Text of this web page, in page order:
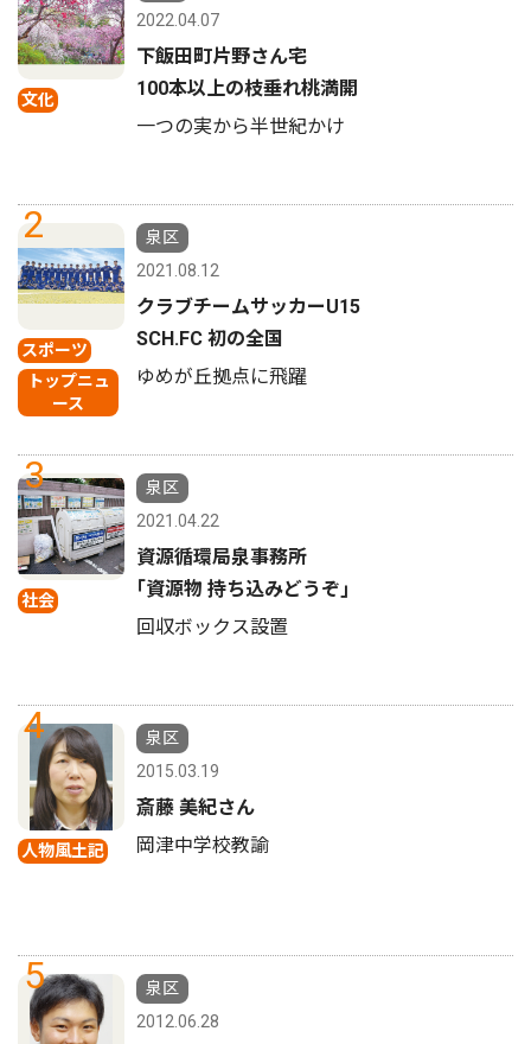
文化
2022.04.07
下飯田町片野さん宅
100本以上の枝垂れ桃満開
一つの実から半世紀かけ
2
スポーツ
トップニュ
ース
泉区
2021.08.12
クラブチームサッカーU15
SCH.FC 初の全国
ゆめが丘拠点に飛躍
3
社会
泉区
2021.04.22
資源循環局泉事務所
｢資源物 持ち込みどうぞ｣
回収ボックス設置
4
人物風土記
泉区
2015.03.19
斎藤 美紀さん
岡津中学校教諭
5
泉区
2012.06.28